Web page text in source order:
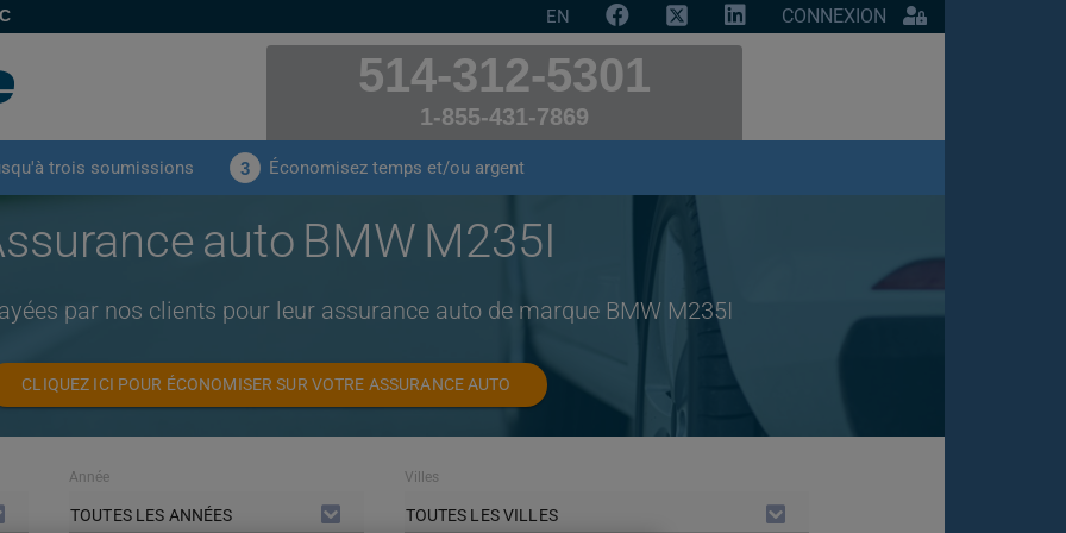
EN CONNEXION
514-312-5301
1-855-431-7869
trois soumissions 3 Économisez temps et/ou argent
auto BMW M235I
par nos clients pour leur assurance auto de marque BMW M235I
CLIQUEZ ICI POUR ÉCONOMISER SUR VOTRE ASSURANCE AUTO
Année
TOUTES LES ANNÉES
Villes
TOUTES LES VILLES